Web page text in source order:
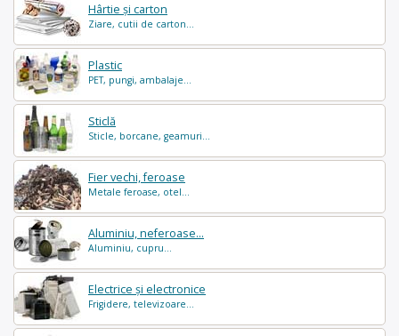
Hârtie și carton
Ziare, cutii de carton...
Plastic
PET, pungi, ambalaje...
Sticlă
Sticle, borcane, geamuri...
Fier vechi, feroase
Metale feroase, otel...
Aluminiu, neferoase...
Aluminiu, cupru...
Electrice și electronice
Frigidere, televizoare...